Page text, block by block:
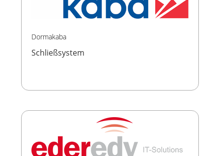
Dormakaba
Schließsystem